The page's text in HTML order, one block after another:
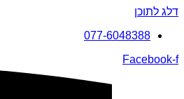
דלג לתוכן
077-6048388
Facebook-f